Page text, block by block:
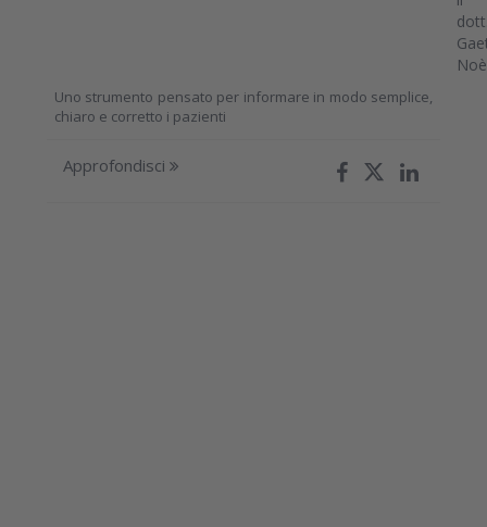
Uno strumento pensato per informare in modo semplice,
chiaro e corretto i pazienti
Approfondisci